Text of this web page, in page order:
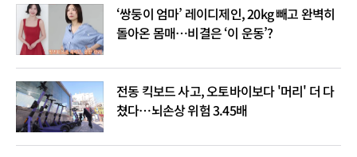
‘쌍둥이 엄마’ 레이디제인, 20kg 빼고 완벽히
돌아온 몸매…비결은 ‘이 운동’?
전동 킥보드 사고, 오토바이보다 '머리' 더 다
쳤다…뇌손상 위험 3.45배